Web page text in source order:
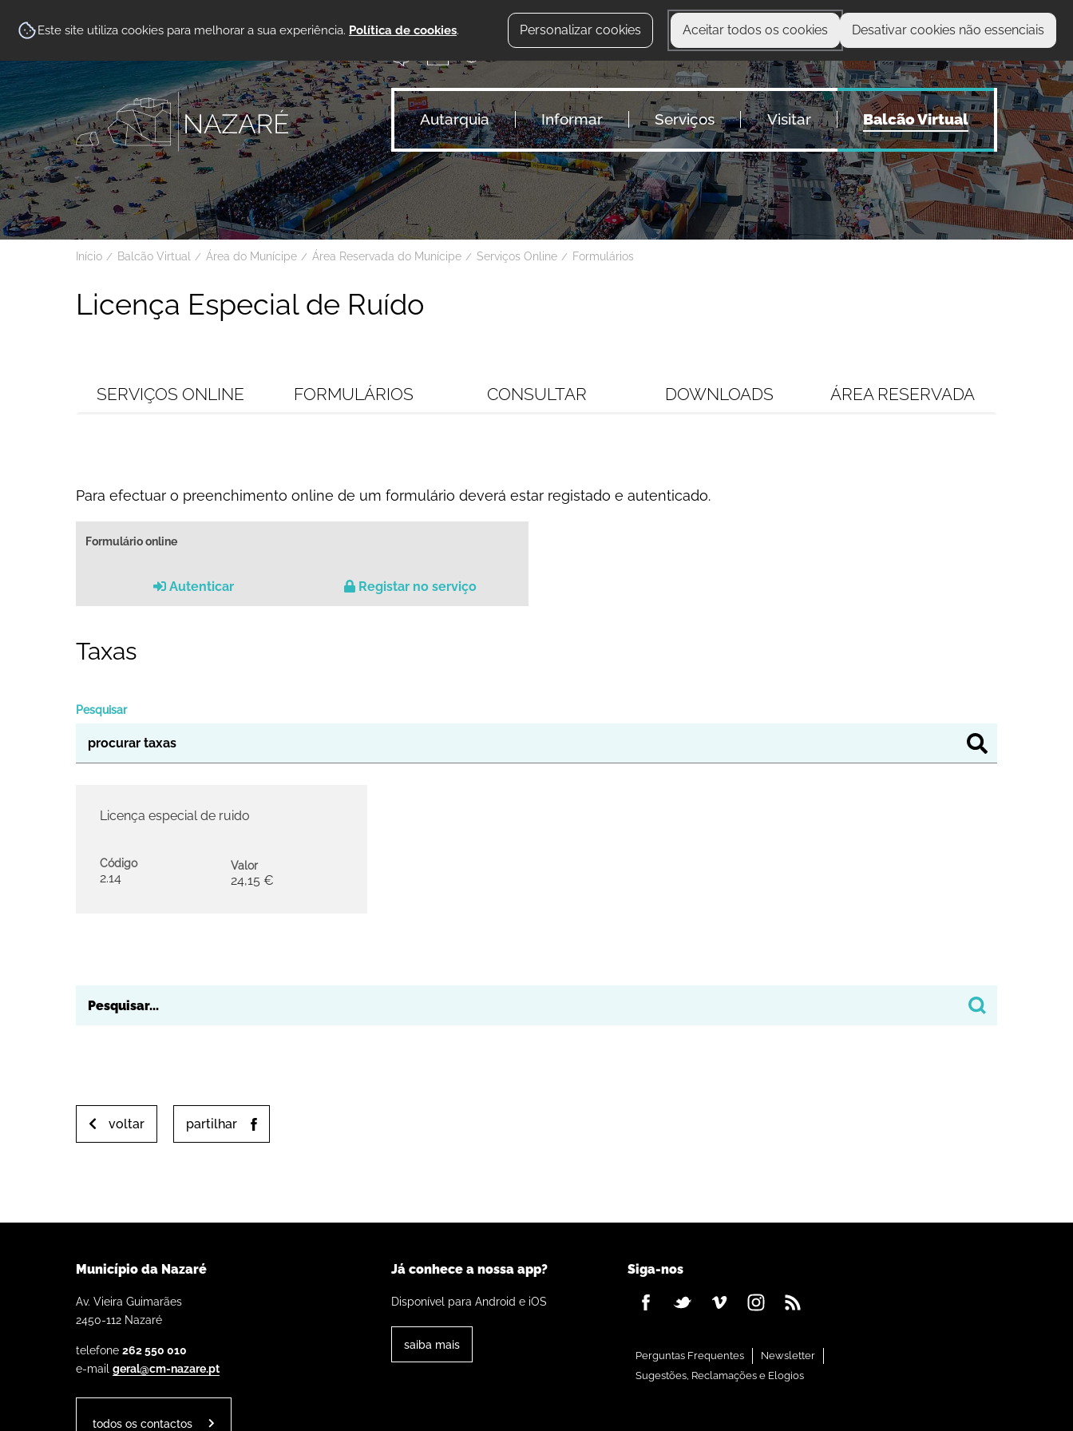
Este site utiliza cookies para melhorar a sua experiência. Política de cookies. Personalizar cookies Aceitar todos os cookies Desativar cookies não essenciais
O que procura?
Autarquia Informar Serviços Visitar Balcão Virtual
Início Balcão Virtual Área do Munícipe Área Reservada do Munícipe Serviços Online Formulários
Licença Especial de Ruído
SERVIÇOS ONLINE FORMULÁRIOS CONSULTAR DOWNLOADS ÁREA RESERVADA
Para efectuar o preenchimento online de um formulário deverá estar registado e autenticado.
Formulário online
Autenticar Registar no serviço
Taxas
Pesquisar
Código
2.14
Licença especial de ruido
Valor
24,15 €
voltar partilhar
Município da Nazaré
Av. Vieira Guimarães
2450-112 Nazaré
telefone 262 550 010
e-mail geral@cm-nazare.pt
todos os contactos
Já conhece a nossa app?
Disponível para Android e iOS
saiba mais
Siga-nos
Perguntas Frequentes
Newsletter
Sugestões, Reclamações e Elogios